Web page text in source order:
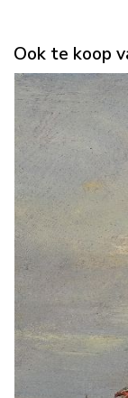
Ook te koop